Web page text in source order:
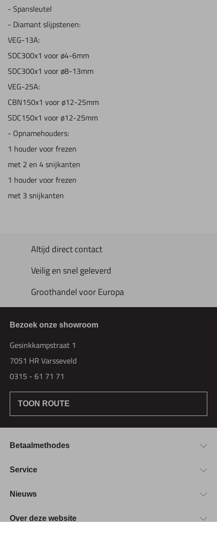
- Spansleutel
- Diamant slijpstenen:
VEG-13A:
SDC300x1 voor ø4-6mm
SDC300x1 voor ø8-13mm
VEG-25A:
CBN150x1 voor ø12-25mm
SDC150x1 voor ø12-25mm
- Opnamehouders:
1 houder voor frezen
met 2 en 4 snijkanten
1 houder voor frezen
met 3 snijkanten
Altijd direct contact
Veilig en snel geleverd
Groothandel voor Europa
Bezoek onze showroom
Gesinkkampstraat 1
7051 HR Varsseveld
0315 - 61 71 71
TOON ROUTE
Betaalmethodes
Bestellen & Betalen
Contract herroepen
Levertijden
Service
Over Hogetex
FAQ
Nieuws
Beurzen
Over deze website